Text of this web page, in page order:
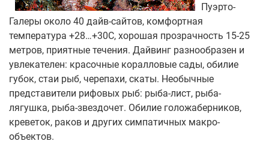
Пуэрто-
Галеры около 40 дайв-сайтов, комфортная
температура +28…+30С, хорошая прозрачность 15-25
метров, приятные течения. Дайвинг разнообразен и
увлекателен: красочные коралловые сады, обилие
губок, стаи рыб, черепахи, скаты. Необычные
представители рифовых рыб: рыба-лист, рыба-
лягушка, рыба-звездочет. Обилие голожаберников,
креветок, раков и других симпатичных макро-
объектов.